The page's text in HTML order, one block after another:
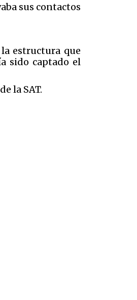
sus contactos
estructura que
sido captado el
la SAT.